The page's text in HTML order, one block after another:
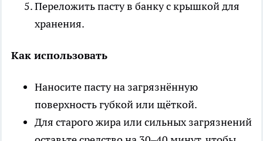
Переложить пасту в банку с крышкой для
хранения.
Как использовать
Наносите пасту на загрязнённую
поверхность губкой или щёткой.
Для старого жира или сильных загрязнений